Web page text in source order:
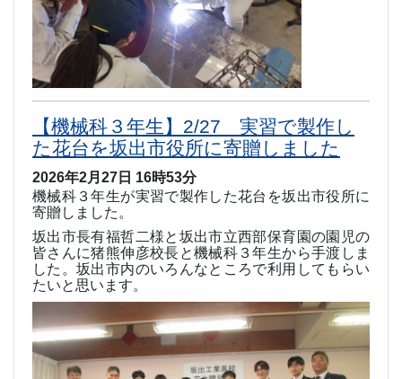
【機械科３年生】2/27 実習で製作し
た花台を坂出市役所に寄贈しました
2026年2月27日 16時53分
機械科３年生が実習で製作した花台を坂出市役所に
寄贈しました。
坂出市長有福哲二様と坂出市立西部保育園の園児の
皆さんに猪熊伸彦校長と機械科３年生から手渡しま
した。坂出市内のいろんなところで利用してもらい
たいと思います。